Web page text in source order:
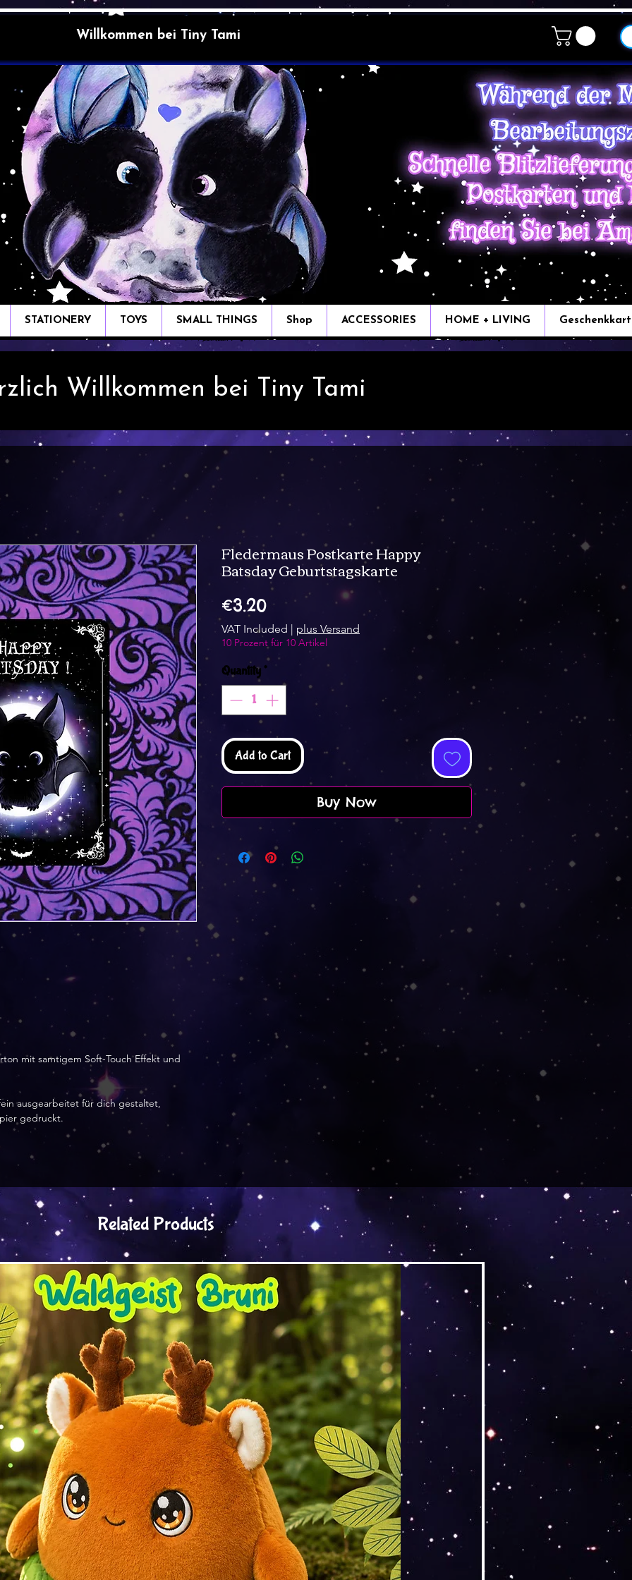
Willkommen bei Tiny Tami
STATIONERY TOYS SMALL THINGS Shop ACCESSORIES HOME + LIVING
Willkommen bei Tiny Tami
mit samtigem Soft-Touch Effekt und
ausgearbeitet für dich gestaltet,
gedruckt.
Fledermaus Postkarte Happy
Batsday Geburtstagskarte
€3.20Price
VAT Included | plus Versand
10 Prozent für 10 Artikel
Quantity*
Add to Cart
Buy Now
Related Products
Versand by DruckGuru